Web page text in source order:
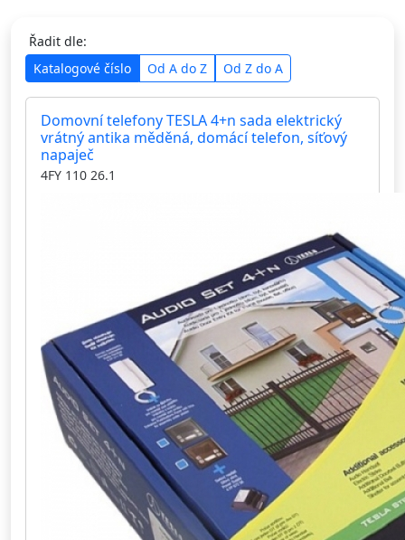
Řadit dle:
Katalogové číslo
Od A do Z Od Z do A
Domovní telefony TESLA 4+n sada elektrický
vrátný antika měděná, domácí telefon, síťový
napaječ
4FY 110 26.1